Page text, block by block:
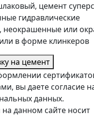
цемент
гидравлические
неокрашенные или
в форме клинкеров
на цемент
вы даете согласие
данных.
данном сайте носит